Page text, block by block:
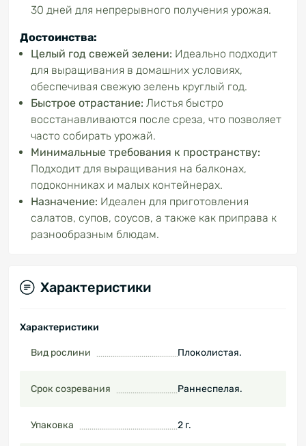
30 дней для непрерывного получения урожая.
Достоинства:
Целый год свежей зелени: Идеально подходит
для выращивания в домашних условиях,
обеспечивая свежую зелень круглый год.
Быстрое отрастание: Листья быстро
восстанавливаются после среза, что позволяет
часто собирать урожай.
Минимальные требования к пространству:
Подходит для выращивания на балконах,
подоконниках и малых контейнерах.
Назначение: Идеален для приготовления
салатов, супов, соусов, а также как приправа к
разнообразным блюдам.
Характеристики
Характеристики
Вид рослини Плоколистая.
Срок созревания Раннеспелая.
Упаковка 2 г.